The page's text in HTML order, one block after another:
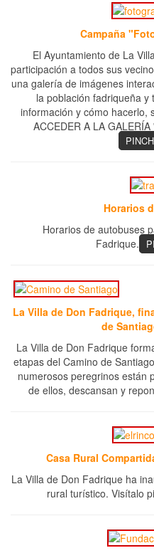
Campaña
El Ayuntamiento de La
participación a todos sus
una galería de imágenes
la población fadriqueña
información y cómo hacerlo,
ACCEDER A LA
Horarios
Horarios de autobuses
Fadrique.
La Villa de Don Fadrique,
de
La Villa de Don Fadrique
etapas del Camino de
numerosos peregrinos están
de ellos, descansan y
Casa Rural
La Villa de Don Fadrique ha
rural turístico. Visítalo